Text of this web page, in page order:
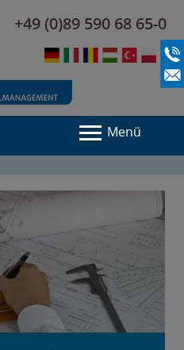
+49 (0)89 590 68 65-0
Menü